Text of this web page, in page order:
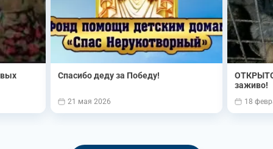
Спасибо деду за Победу!
21 мая 2026
заживо!
18